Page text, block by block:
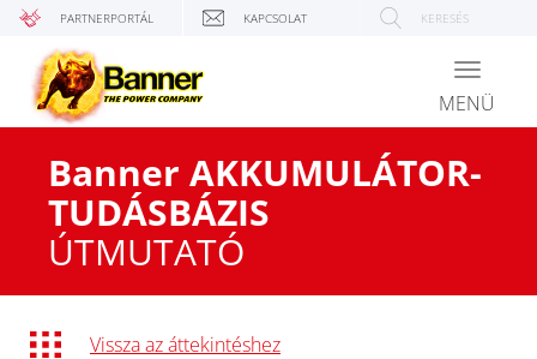
PARTNERPORTÁL KAPCSOLAT KERESÉS
Toggle
MENÜ
Banner AKKUMULÁTOR-
TUDÁSBÁZIS
ÚTMUTATÓ
Vissza az áttekintéshez